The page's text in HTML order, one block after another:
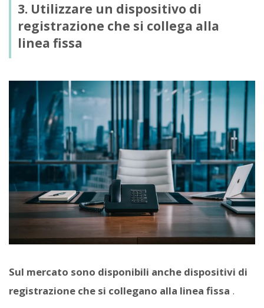
3. Utilizzare un dispositivo di
registrazione che si collega alla
linea fissa
Sul mercato sono disponibili anche dispositivi di
registrazione che si collegano alla linea fissa .